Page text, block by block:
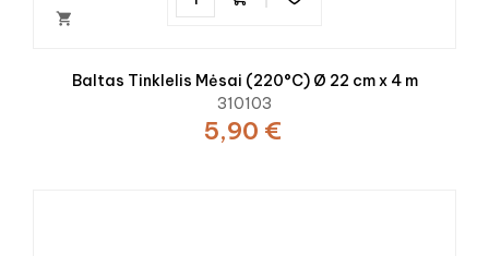

Baltas Tinklelis Mėsai (220°C) Ø 22 cm x 4 m
310103
5,90 €